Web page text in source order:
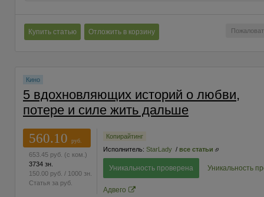
Купить статью Отложить в корзину
Кино
5 вдохновляющих историй о любви,
потере и силе жить дальше
560.10
руб.
653.45 руб. (с ком.)
3734 зн.
150.00 руб. / 1000 зн.
Статья за руб.
Копирайтинг
Исполнитель: StarLady / все статьи
Уникальность проверена Уникальность
Адвего